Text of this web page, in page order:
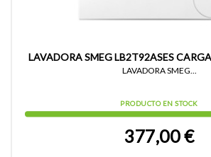
LAVADORA SMEG LB2T92ASES
LAVADORA SMEG...
PRODUCTO EN STOCK
377,00 €